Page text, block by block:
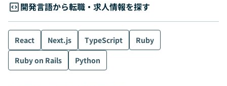
開発言語から転職・求人情報を探す
React Next.js TypeScript
Ruby
Ruby on Rails
Python